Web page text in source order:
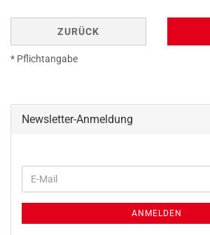
ZURÜCK
* Pflichtangabe
Newsletter-Anmeldung
ZUR
E-
Mail
ANMELDEN